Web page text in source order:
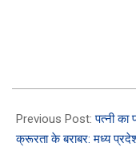
03-
25
Previous Post:पत्नी का
क्रूरता के बराबर: मध्य प्रदेश